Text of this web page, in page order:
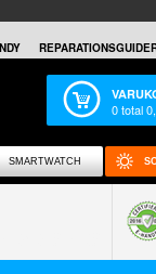
0total
SMARTWATCH